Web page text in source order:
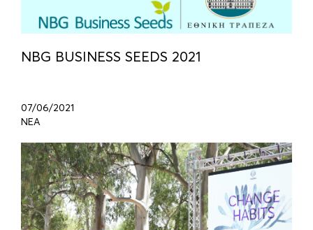
NBG BUSINESS SEEDS 2021
07/06/2021
ΝΕΑ